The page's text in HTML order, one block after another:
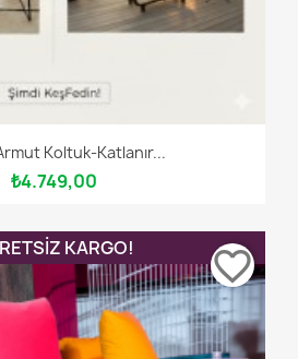
Koltuk-Katlanır...
₺4.749,00
KARGO!
favorite_border